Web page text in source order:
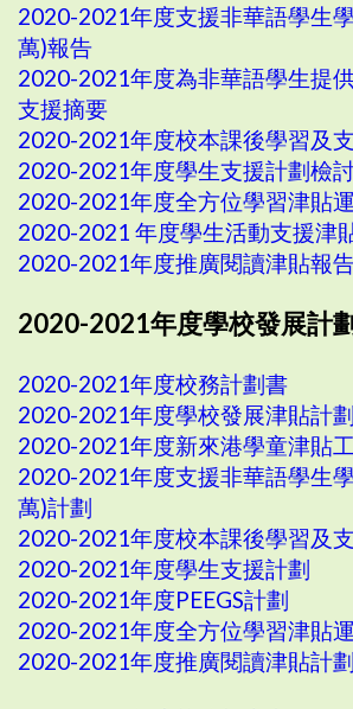
2020-2021年度支援非華語學生
萬)報告
2020-2021年度為非華語學生提
支援摘要
2020-2021年度校本課後學習及
2020-2021年度學生支援計劃檢
2020-2021年度全方位學習津貼
2020-2021 年度學生活動支援津
2020-2021年度推廣閱讀津貼報
2020-2021年度學校發展計
2020-2021年度校務計劃書
2020-2021年度學校發展津貼計劃
2020-2021年度新來港學童津貼
2020-2021年度支援非華語學生
萬)計劃
2020-2021年度校本課後學習及
2020-2021年度學生支援計劃
2020-2021年度PEEGS計劃
2020-2021年度全方位學習津貼
2020-2021年度推廣閱讀津貼計劃